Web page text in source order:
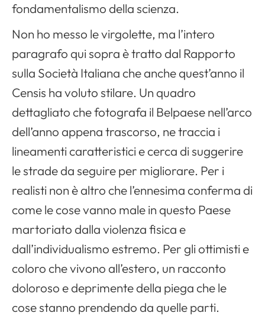
fondamentalismo della scienza.
Non ho messo le virgolette, ma l’intero
paragrafo qui sopra è tratto dal Rapporto
sulla Società Italiana che anche quest’anno il
Censis ha voluto stilare. Un quadro
dettagliato che fotografa il Belpaese nell’arco
dell’anno appena trascorso, ne traccia i
lineamenti caratteristici e cerca di suggerire
le strade da seguire per migliorare. Per i
realisti non è altro che l’ennesima conferma di
come le cose vanno male in questo Paese
martoriato dalla violenza fisica e
dall’individualismo estremo. Per gli ottimisti e
coloro che vivono all’estero, un racconto
doloroso e deprimente della piega che le
cose stanno prendendo da quelle parti.